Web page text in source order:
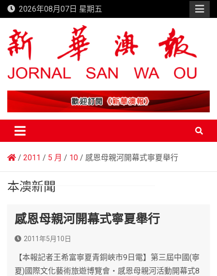
Skip
to
content
2026年08月07日 星期五
新華澳報
2011 5 月 10 感恩母親河開幕式寧夏舉行
本澳新聞
感恩母親河開幕式寧夏舉行
2011年5月10日
【本報記者王希富寧夏青銅峽市9日電】第三屆中國(寧
夏)國際文化藝術旅遊博覽會‧感恩母親河活動開幕式8